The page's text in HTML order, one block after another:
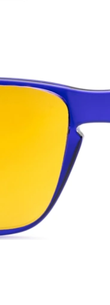
Glasbreite
Glasbreite